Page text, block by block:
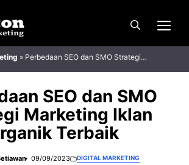
» Perbedaan SEO dan SMO Strategi
Terbaik
SEO dan SMO
Marketing Iklan
Terbaik
09/09/2023 DIGITAL MARKETING